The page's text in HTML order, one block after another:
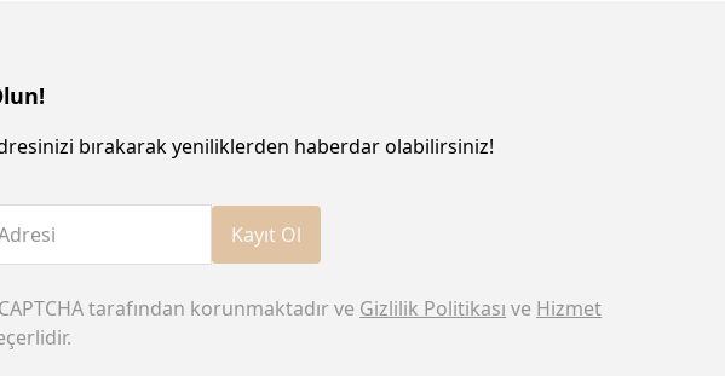
bırakarak yeniliklerden haberdar olabilirsiniz!
Kayıt Ol
tarafından korunmaktadır ve Gizlilik Politikası ve Hizmet